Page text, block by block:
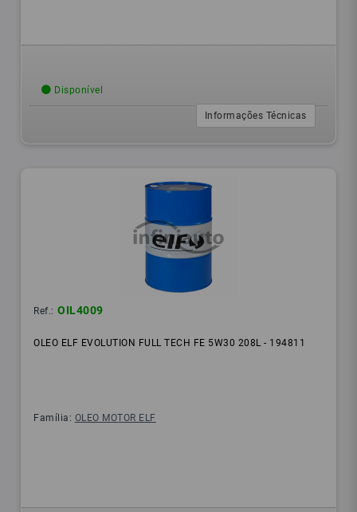
Disponível
Informações Técnicas
Ref.: OIL4009
OLEO ELF EVOLUTION FULL TECH FE 5W30 208L - 194811
Família: OLEO MOTOR ELF